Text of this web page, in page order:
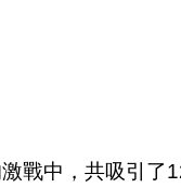
戰中，共吸引了